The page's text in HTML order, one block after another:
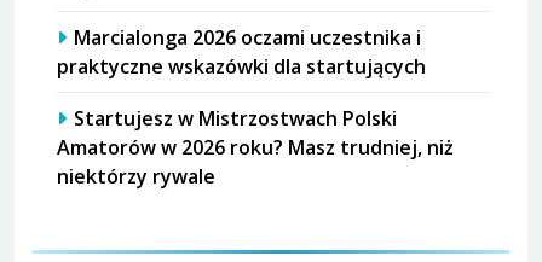
Marcialonga 2026 oczami uczestnika i
praktyczne wskazówki dla startujących
Startujesz w Mistrzostwach Polski
Amatorów w 2026 roku? Masz trudniej, niż
niektórzy rywale